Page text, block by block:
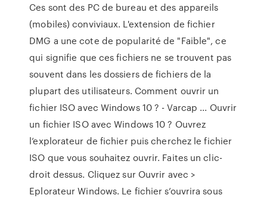
Ces sont des PC de bureau et des appareils
(mobiles) conviviaux. L'extension de fichier
DMG a une cote de popularité de "Faible", ce
qui signifie que ces fichiers ne se trouvent pas
souvent dans les dossiers de fichiers de la
plupart des utilisateurs. Comment ouvrir un
fichier ISO avec Windows 10 ? - Varcap ... Ouvrir
un fichier ISO avec Windows 10 ? Ouvrez
l’explorateur de fichier puis cherchez le fichier
ISO que vous souhaitez ouvrir. Faites un clic-
droit dessus. Cliquez sur Ouvrir avec >
Eplorateur Windows. Le fichier s’ouvrira sous